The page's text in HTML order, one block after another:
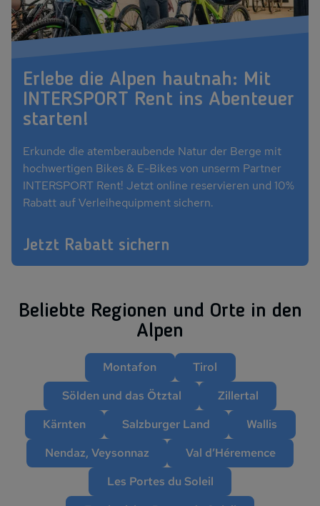
Erlebe die Alpen hautnah: Mit
INTERSPORT Rent ins Abenteuer
starten!
Erkunde die atemberaubende Natur der Berge mit
hochwertigen Bikes & E-Bikes von unserm Partner
INTERSPORT Rent! Jetzt online reservieren und 10%
Rabatt auf Verleihequipment sichern.
Jetzt Rabatt sichern
Beliebte Regionen und Orte in den
Alpen
Montafon
Tirol
Sölden und das Ötztal
Zillertal
Kärnten
Salzburger Land
Wallis
Nendaz, Veysonnaz
Val d’Héremence
Les Portes du Soleil